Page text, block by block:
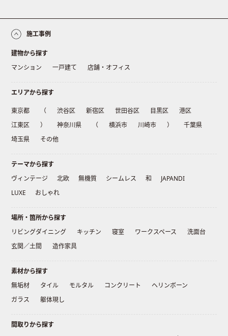
施工事例
建物から探す
マンション
一戸建て 店舗・オフィス
エリアから探す
東京都 （ 渋谷区 新宿区 世田谷区 目黒区
港区
江東区
） 神奈川県 （ 横浜市 川崎市 ）
千葉県
埼玉県
その他
テーマから探す
ヴィンテージ
北欧 無機質 シームレス 和
JAPANDI
LUXE
おしゃれ
場所・箇所から探す
リビングダイニング
キッチン 寝室 ワークスペース
洗面台
玄関／土間
造作家具
素材から探す
無垢材
タイル モルタル コンクリート
ヘリンボーン
ガラス
躯体現し
間取りから探す